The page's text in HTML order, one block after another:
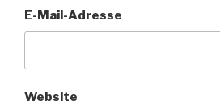
E-Mail-Adresse
Website